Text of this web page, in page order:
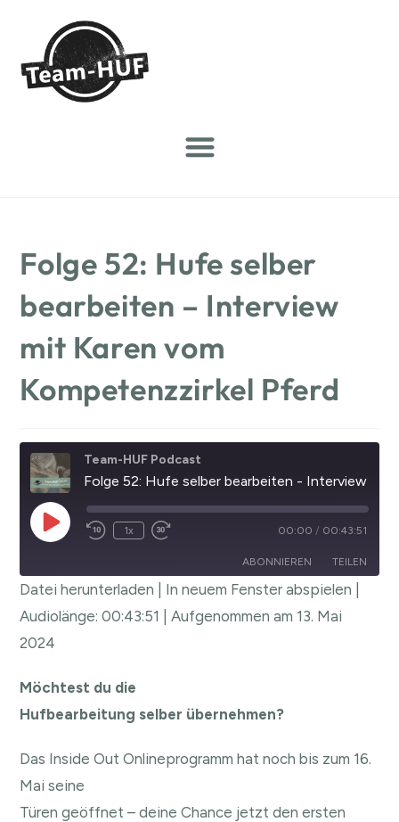
Folge 52: Hufe selber
bearbeiten – Interview
mit Karen vom
Kompetenzzirkel Pferd
Team-HUF Podcast
1x 00:00 / 00:43:51
ABONNIEREN TEILEN
RSS FEED
TEILEN
LINK
EMBED
Datei herunterladen In neuem Fenster abspielen
Audiolänge: 00:43:51
|Aufgenommen am 13. Mai
2024
Möchtest du die
Hufbearbeitung selber übernehmen?
Das Inside Out Onlineprogramm hat noch bis zum 16.
Mai seine
Türen geöffnet – deine Chance jetzt den ersten